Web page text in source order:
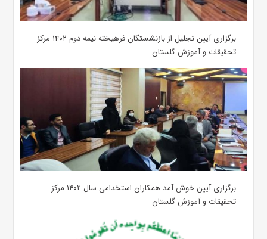
برگزاری آیین تجلیل از بازنشستگان فرهیخته نیمه دوم ۱۴۰۲ مرکز
تحقیقات و آموزش گلستان
برگزاری آیین خوش آمد همکاران استخدامی سال ۱۴۰۲ مرکز
تحقیقات و آموزش گلستان